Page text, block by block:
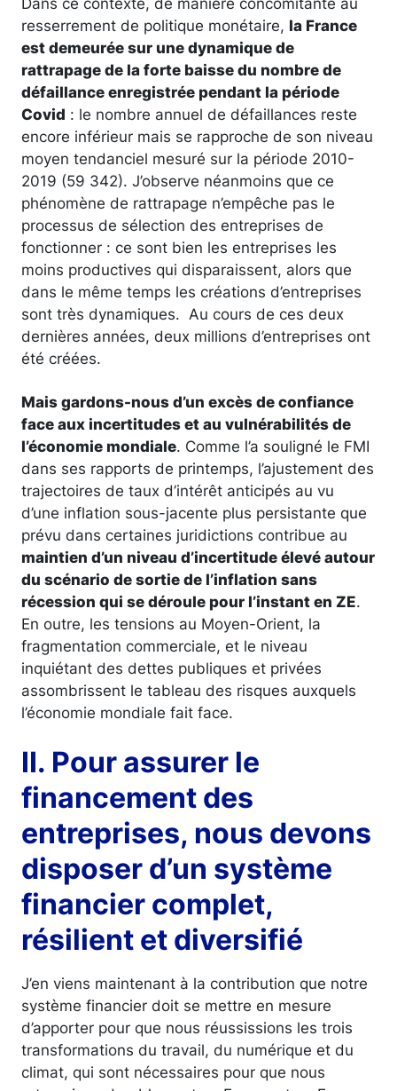
resserrement de politique monétaire, la France
est demeurée sur une dynamique de
rattrapage de la forte baisse du nombre de
défaillance enregistrée pendant la période
Covid : le nombre annuel de défaillances reste
encore inférieur mais se rapproche de son niveau
moyen tendanciel mesuré sur la période 2010-
2019 (59 342). J’observe néanmoins que ce
phénomène de rattrapage n’empêche pas le
processus de sélection des entreprises de
fonctionner : ce sont bien les entreprises les
moins productives qui disparaissent, alors que
dans le même temps les créations d’entreprises
sont très dynamiques. Au cours de ces deux
dernières années, deux millions d’entreprises ont
été créées.
Mais gardons-nous d’un excès de confiance
face aux incertitudes et au vulnérabilités de
l’économie mondiale. Comme l’a souligné le FMI
dans ses rapports de printemps, l’ajustement des
trajectoires de taux d’intérêt anticipés au vu
d’une inflation sous-jacente plus persistante que
prévu dans certaines juridictions contribue au
maintien d’un niveau d’incertitude élevé autour
du scénario de sortie de l’inflation sans
récession qui se déroule pour l’instant en ZE.
En outre, les tensions au Moyen-Orient, la
fragmentation commerciale, et le niveau
inquiétant des dettes publiques et privées
assombrissent le tableau des risques auxquels
l’économie mondiale fait face.
II. Pour assurer le
financement des
entreprises, nous devons
disposer d’un système
financier complet,
résilient et diversifié
J’en viens maintenant à la contribution que notre
système financier doit se mettre en mesure
d’apporter pour que nous réussissions les trois
transformations du travail, du numérique et du
climat, qui sont nécessaires pour que nous